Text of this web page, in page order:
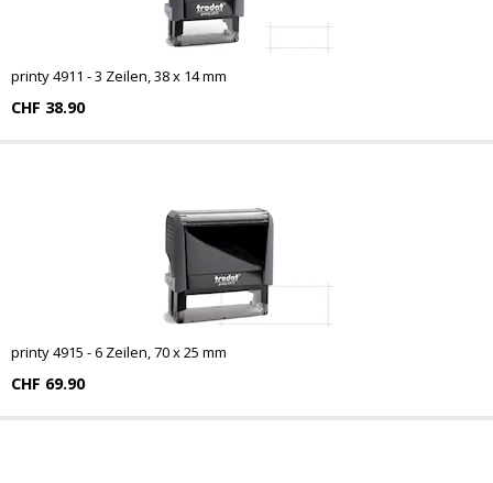
printy 4911 - 3 Zeilen, 38 x 14 mm
CHF 38.90
printy 4915 - 6 Zeilen, 70 x 25 mm
CHF 69.90